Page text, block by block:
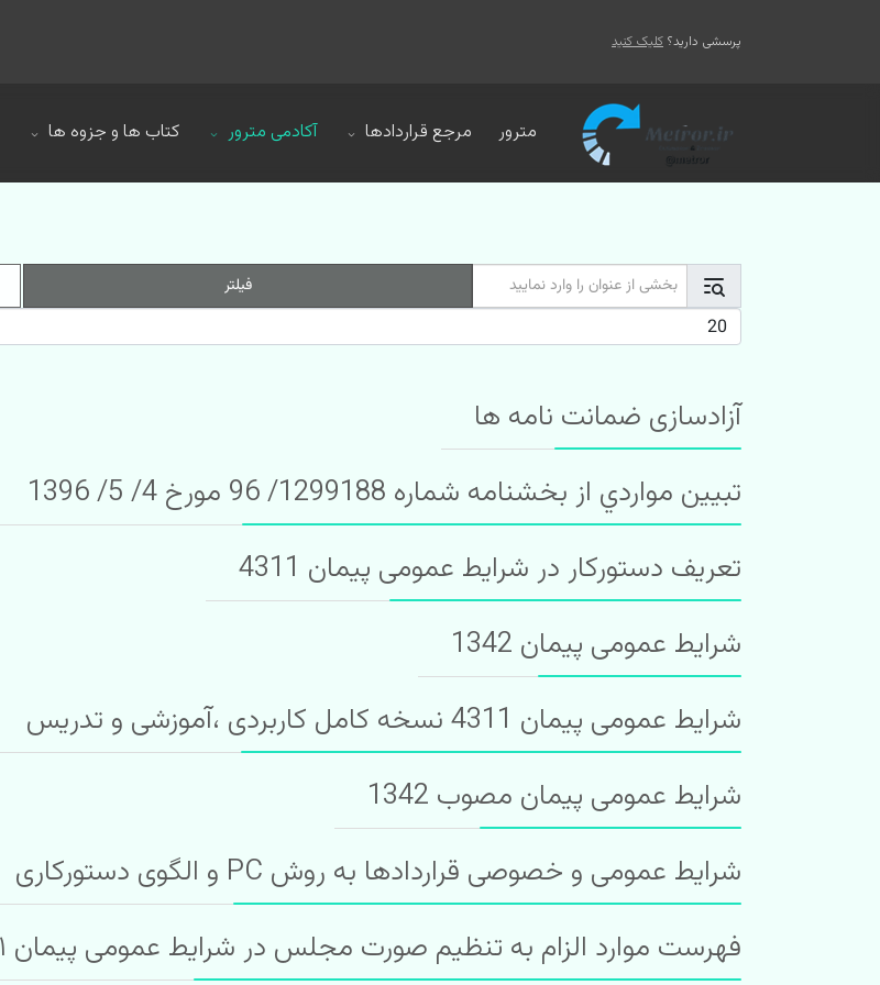
پرسشی دارید؟ کلیک کنید
مترور مرجع قراردادها آکادمی مترور کتاب ها و جزوه ها
بخشی از عنوان را وارد نمایید فیلتر
نمایش #
آزادسازی ضمانت نامه ها
تبیین مواردي از بخشنامه شماره 1299188/ 96 مورخ 4/ 5/ 1396
تعریف دستورکار در شرایط عمومی پیمان 4311
شرایط عمومی پیمان 1342
شرایط عمومی پیمان 4311 نسخه کامل کاربردی ،‌آموزشی و تدریس
شرایط عمومی پیمان مصوب 1342
شرایط عمومی و خصوصی قراردادها به روش PC و الگوی دستورکاری
فهرست موارد الزام به تنظیم صورت مجلس در شرایط عمومی پیمان ۴۳۱۱